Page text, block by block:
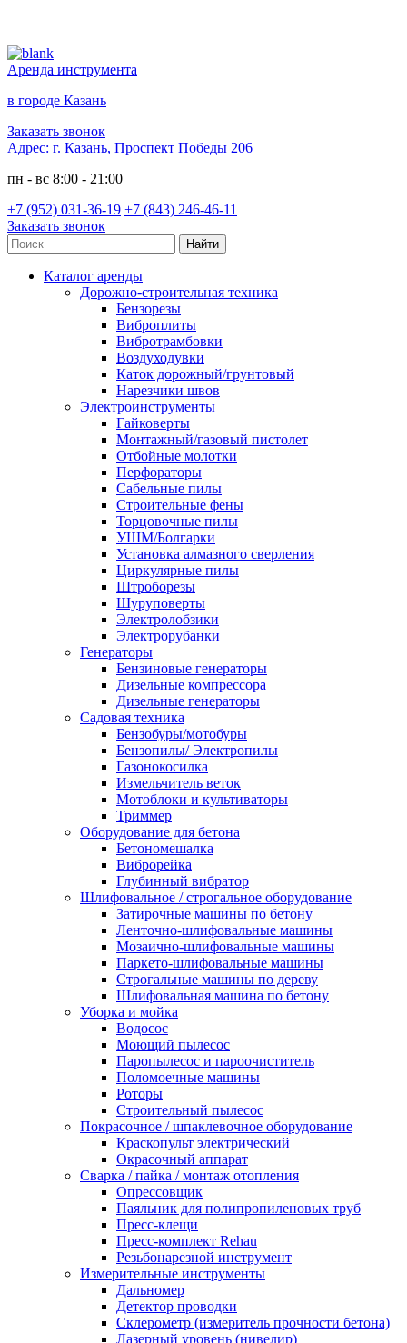
Аренда инструмента
в городе Казань
Заказать звонок
Адрес: г. Казань, Проспект Победы 206
пн - вс 8:00 - 21:00
+7 (952) 031-36-19 +7 (843) 246-46-11
Заказать звонок
Каталог аренды
Дорожно-строительная техника
Бензорезы
Виброплиты
Вибротрамбовки
Воздуходувки
Каток дорожный/грунтовый
Нарезчики швов
Электроинструменты
Гайковерты
Монтажный/газовый пистолет
Отбойные молотки
Перфораторы
Сабельные пилы
Строительные фены
Торцовочные пилы
УШМ/Болгарки
Установка алмазного сверления
Циркулярные пилы
Штроборезы
Шуруповерты
Электролобзики
Электрорубанки
Генераторы
Бензиновые генераторы
Дизельные компрессора
Дизельные генераторы
Садовая техника
Бензобуры/мотобуры
Бензопилы/ Электропилы
Газонокосилка
Измельчитель веток
Мотоблоки и культиваторы
Триммер
Оборудование для бетона
Бетономешалка
Виброрейка
Глубинный вибратор
Шлифовальное / строгальное оборудование
Затирочные машины по бетону
Ленточно-шлифовальные машины
Мозаично-шлифовальные машины
Паркето-шлифовальные машины
Строгальные машины по дереву
Шлифовальная машина по бетону
Уборка и мойка
Водосос
Моющий пылесос
Паропылесос и пароочиститель
Поломоечные машины
Роторы
Строительный пылесос
Покрасочное / шпаклевочное оборудование
Краскопульт электрический
Окрасочный аппарат
Сварка / пайка / монтаж отопления
Опрессовщик
Паяльник для полипропиленовых труб
Пресс-клещи
Пресс-комплект Rehau
Резьбонарезной инструмент
Измерительные инструменты
Дальномер
Детектор проводки
Склерометр (измеритель прочности бетона)
Лазерный уровень (нивелир)